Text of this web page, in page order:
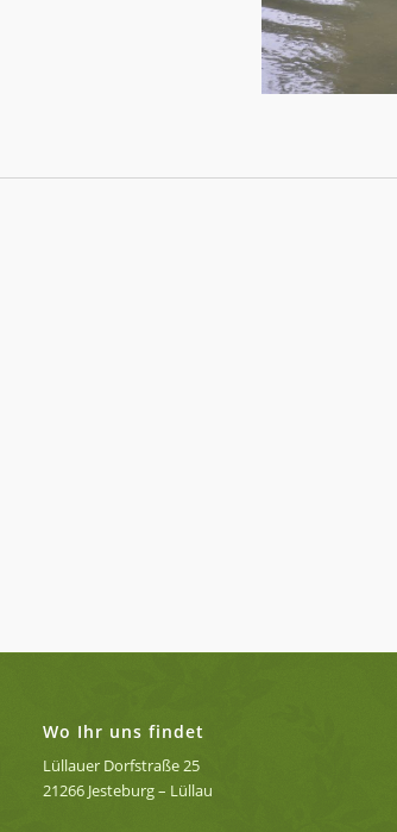
Wo Ihr uns findet
Lüllauer Dorfstraße 25
21266 Jesteburg – Lüllau